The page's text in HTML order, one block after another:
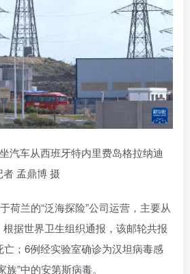
汽车从西班牙特内里费岛格拉纳迪
孟鼎博 摄
荷兰的“泛海探险”公司运营，主要从
据世界卫生组织通报，该邮轮共报
；6例经实验室确诊为汉坦病毒感
”中的安第斯病毒。